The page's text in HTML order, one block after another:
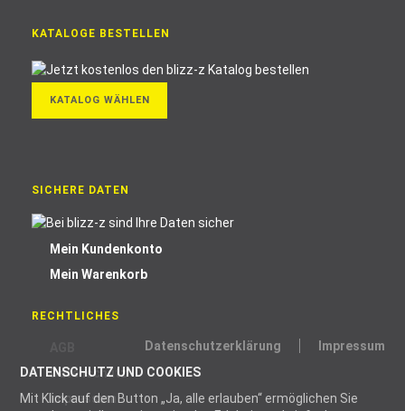
Datenschutzerklärung
Impressum
DATENSCHUTZ UND COOKIES
Mit Klick auf den Button „Ja, alle erlauben“ ermöglichen Sie
KATALOGE BESTELLEN
KATALOG WÄHLEN
SICHERE DATEN
Mein Kundenkonto
Mein Warenkorb
RECHTLICHES
Datenschutz
Impressum